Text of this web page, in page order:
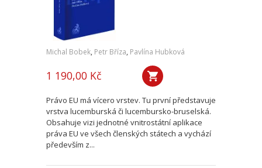
Michal Bobek, Petr Bříza, Pavlína Hubková
1 190,00 Kč
Právo EU má vícero vrstev. Tu první představuje
vrstva lucemburská či lucembursko-bruselská.
Obsahuje vizi jednotné vnitrostátní aplikace
práva EU ve všech členských státech a vychází
především z...